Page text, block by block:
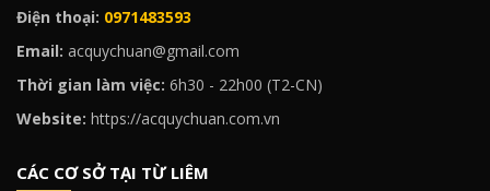
Điện thoại: 0971483593
Email: acquychuan@gmail.com
Thời gian làm việc: 6h30 - 22h00 (T2-CN)
Website: https://acquychuan.com.vn
CÁC CƠ SỞ TẠI TỪ LIÊM